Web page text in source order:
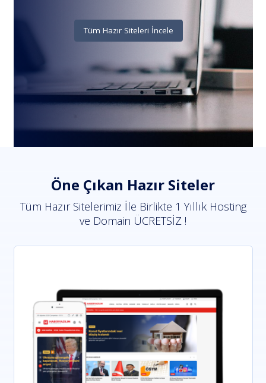
Tüm Hazır Siteleri İncele
Öne Çıkan Hazır Siteler
Tüm Hazır Sitelerimiz İle Birlikte 1 Yıllık Hosting
ve Domain ÜCRETSİZ !